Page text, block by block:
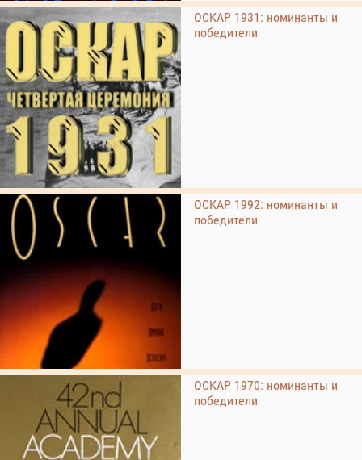
ОСКАР 1931: номинанты и
победители
ОСКАР 1992: номинанты и
победители
ОСКАР 1970: номинанты и
победители